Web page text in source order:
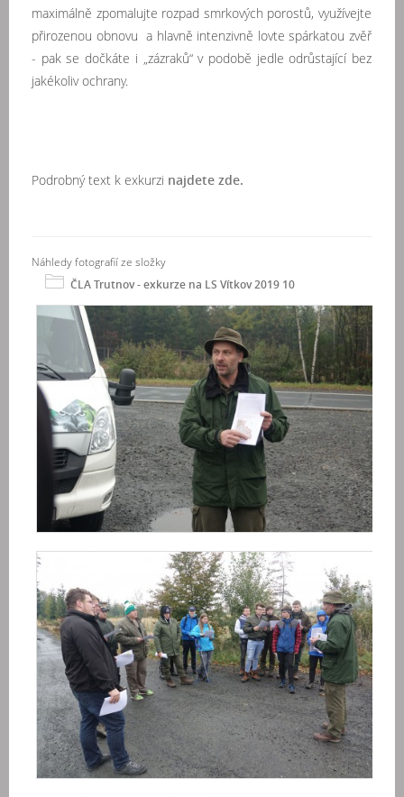
maximálně zpomalujte rozpad smrkových porostů, využívejte
přirozenou obnovu a hlavně intenzivně lovte spárkatou zvěř
- pak se dočkáte i „zázraků“ v podobě jedle odrůstající bez
jakékoliv ochrany.
Podrobný text k exkurzi najdete zde.
Náhledy fotografií ze složky
ČLA Trutnov - exkurze na LS Vítkov 2019 10